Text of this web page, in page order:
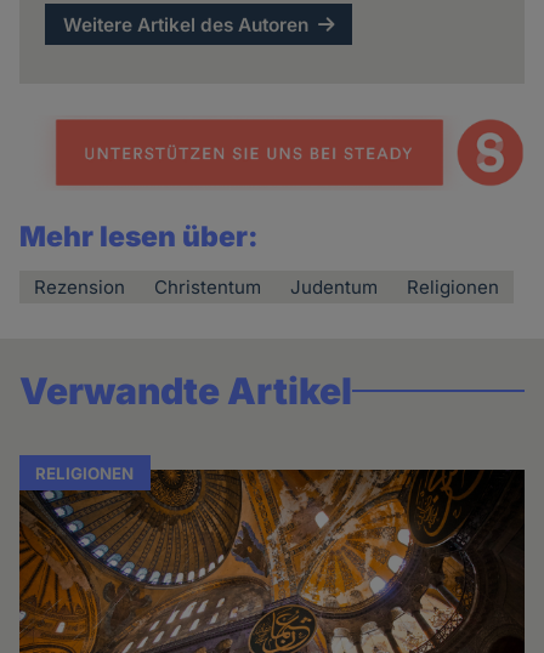
Weitere Artikel des Autoren
Mehr lesen über:
Rezension Christentum Judentum Religionen
Verwandte Artikel
RELIGIONEN